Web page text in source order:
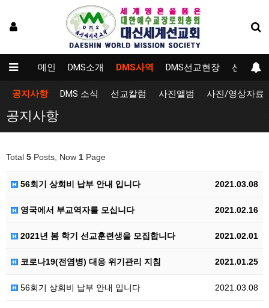
메인 DMS소개 DMS사역 DMS선교현장 선교대
공지사항 DMS 소식 선교칼럼 사진앨범 사진/영상자료
공지사항
Total 5 Posts, Now 1 Page
2021.03.08
56회기 상회비 납부 안내 입니다
2021.02.16
영국에서 부교역자를 모십니다
2021.02.01
2021년 봄 학기 선교훈련생을 모집합니다
2021.01.25
코로나19(전염병) 대응 위기관리 지침
2021.03.08
56회기 상회비 납부 안내 입니다